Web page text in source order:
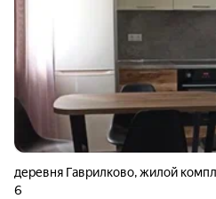
деревня Гаврилково,жилой
6